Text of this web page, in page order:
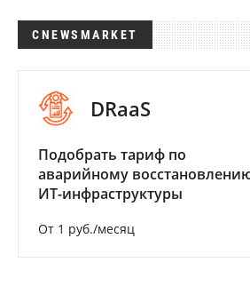
CNEWSMARKET
DRaaS
Подобрать тариф по
аварийному
ИТ-инфраструктуры
От 1 руб./месяц